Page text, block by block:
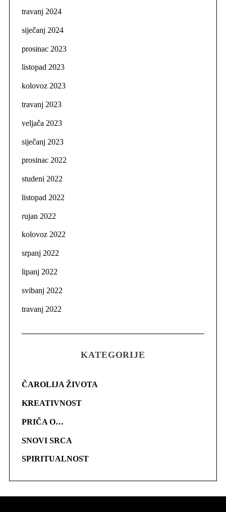
travanj 2024
siječanj 2024
prosinac 2023
listopad 2023
kolovoz 2023
travanj 2023
veljača 2023
siječanj 2023
prosinac 2022
studeni 2022
listopad 2022
rujan 2022
kolovoz 2022
srpanj 2022
lipanj 2022
svibanj 2022
travanj 2022
KATEGORIJE
ČAROLIJA ŽIVOTA
KREATIVNOST
PRIČA O…
SNOVI SRCA
SPIRITUALNOST